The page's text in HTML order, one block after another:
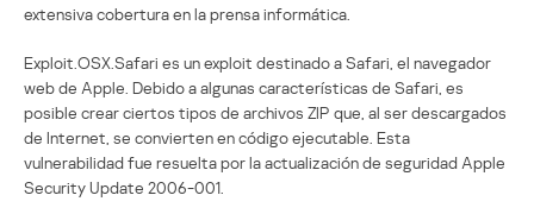
extensiva cobertura en la prensa informática.
Exploit.OSX.Safari es un exploit destinado a Safari, el navegador
web de Apple. Debido a algunas características de Safari, es
posible crear ciertos tipos de archivos ZIP que, al ser descargados
de Internet, se convierten en código ejecutable. Esta
vulnerabilidad fue resuelta por la actualización de seguridad Apple
Security Update 2006-001.